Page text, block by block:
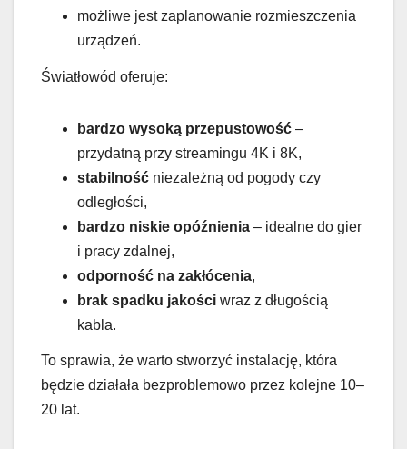
możliwe jest zaplanowanie rozmieszczenia
urządzeń.
Światłowód oferuje:
bardzo wysoką przepustowość –
przydatną przy streamingu 4K i 8K,
stabilność niezależną od pogody czy
odległości,
bardzo niskie opóźnienia – idealne do gier
i pracy zdalnej,
odporność na zakłócenia,
brak spadku jakości wraz z długością
kabla.
To sprawia, że warto stworzyć instalację, która
będzie działała bezproblemowo przez kolejne 10–
20 lat.